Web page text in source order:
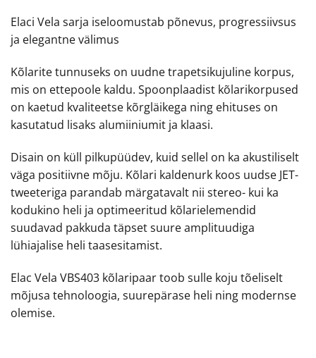
Elaci Vela sarja iseloomustab põnevus, progressiivsus
ja elegantne välimus
Kõlarite tunnuseks on uudne trapetsikujuline korpus,
mis on ettepoole kaldu. Spoonplaadist kõlarikorpused
on kaetud kvaliteetse kõrgläikega ning ehituses on
kasutatud lisaks alumiiniumit ja klaasi.
Disain on küll pilkupüüdev, kuid sellel on ka akustiliselt
väga positiivne mõju. Kõlari kaldenurk koos uudse JET-
tweeteriga parandab märgatavalt nii stereo- kui ka
kodukino heli ja optimeeritud kõlarielemendid
suudavad pakkuda täpset suure amplituudiga
lühiajalise heli taasesitamist.
Elac Vela VBS403 kõlaripaar toob sulle koju tõeliselt
mõjusa tehnoloogia, suurepärase heli ning modernse
olemise.